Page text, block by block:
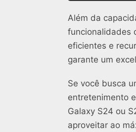
Além da
funcionalidades
eficientes e
garante um
Se você busca
entretenimento
Galaxy S24 ou
aproveitar ao